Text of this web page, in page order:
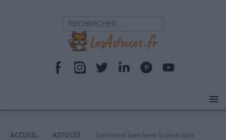
ACCUEIL ASTUCES
Comment bien laver la laine sans